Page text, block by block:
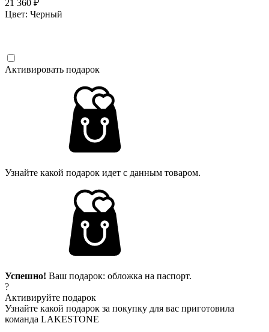
21 360 ₽
Цвет: Черный
Активировать подарок
Узнайте какой подарок идет с данным товаром.
Успешно! Ваш подарок: обложка на паспорт.
?
Активируйте подарок
Узнайте какой подарок за покупку для вас приготовила
команда LAKESTONE